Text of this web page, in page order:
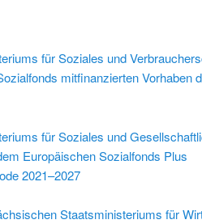
für Soziales und
mitfinanzierten Vorhaben
für Soziales und
Europäischen Sozialfonds Plus
2021–2027
Staatsministeriums für